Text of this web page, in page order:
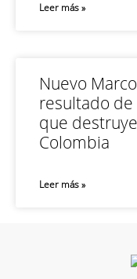
Leer más »
Nuevo
resultado
que
Colombia
Leer más »